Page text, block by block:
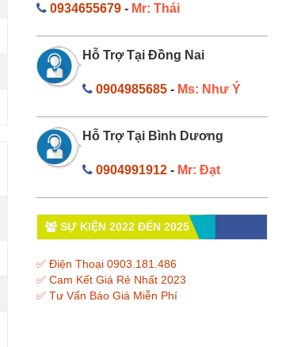
0934655679- Mr: Thái
Hỗ Trợ Tại Đồng Nai
0904985685 - Ms: Như Ý
Hỗ Trợ Tại Bình Dương
0904991912 - Mr: Đạt
SỰ KIỆN 2022 ĐẾN 2025
✅ Điện Thoại 0903.181.486
✅ Cam Kết Giá Rẻ Nhất 2023
✅ Tư Vấn Báo Giá Miễn Phí